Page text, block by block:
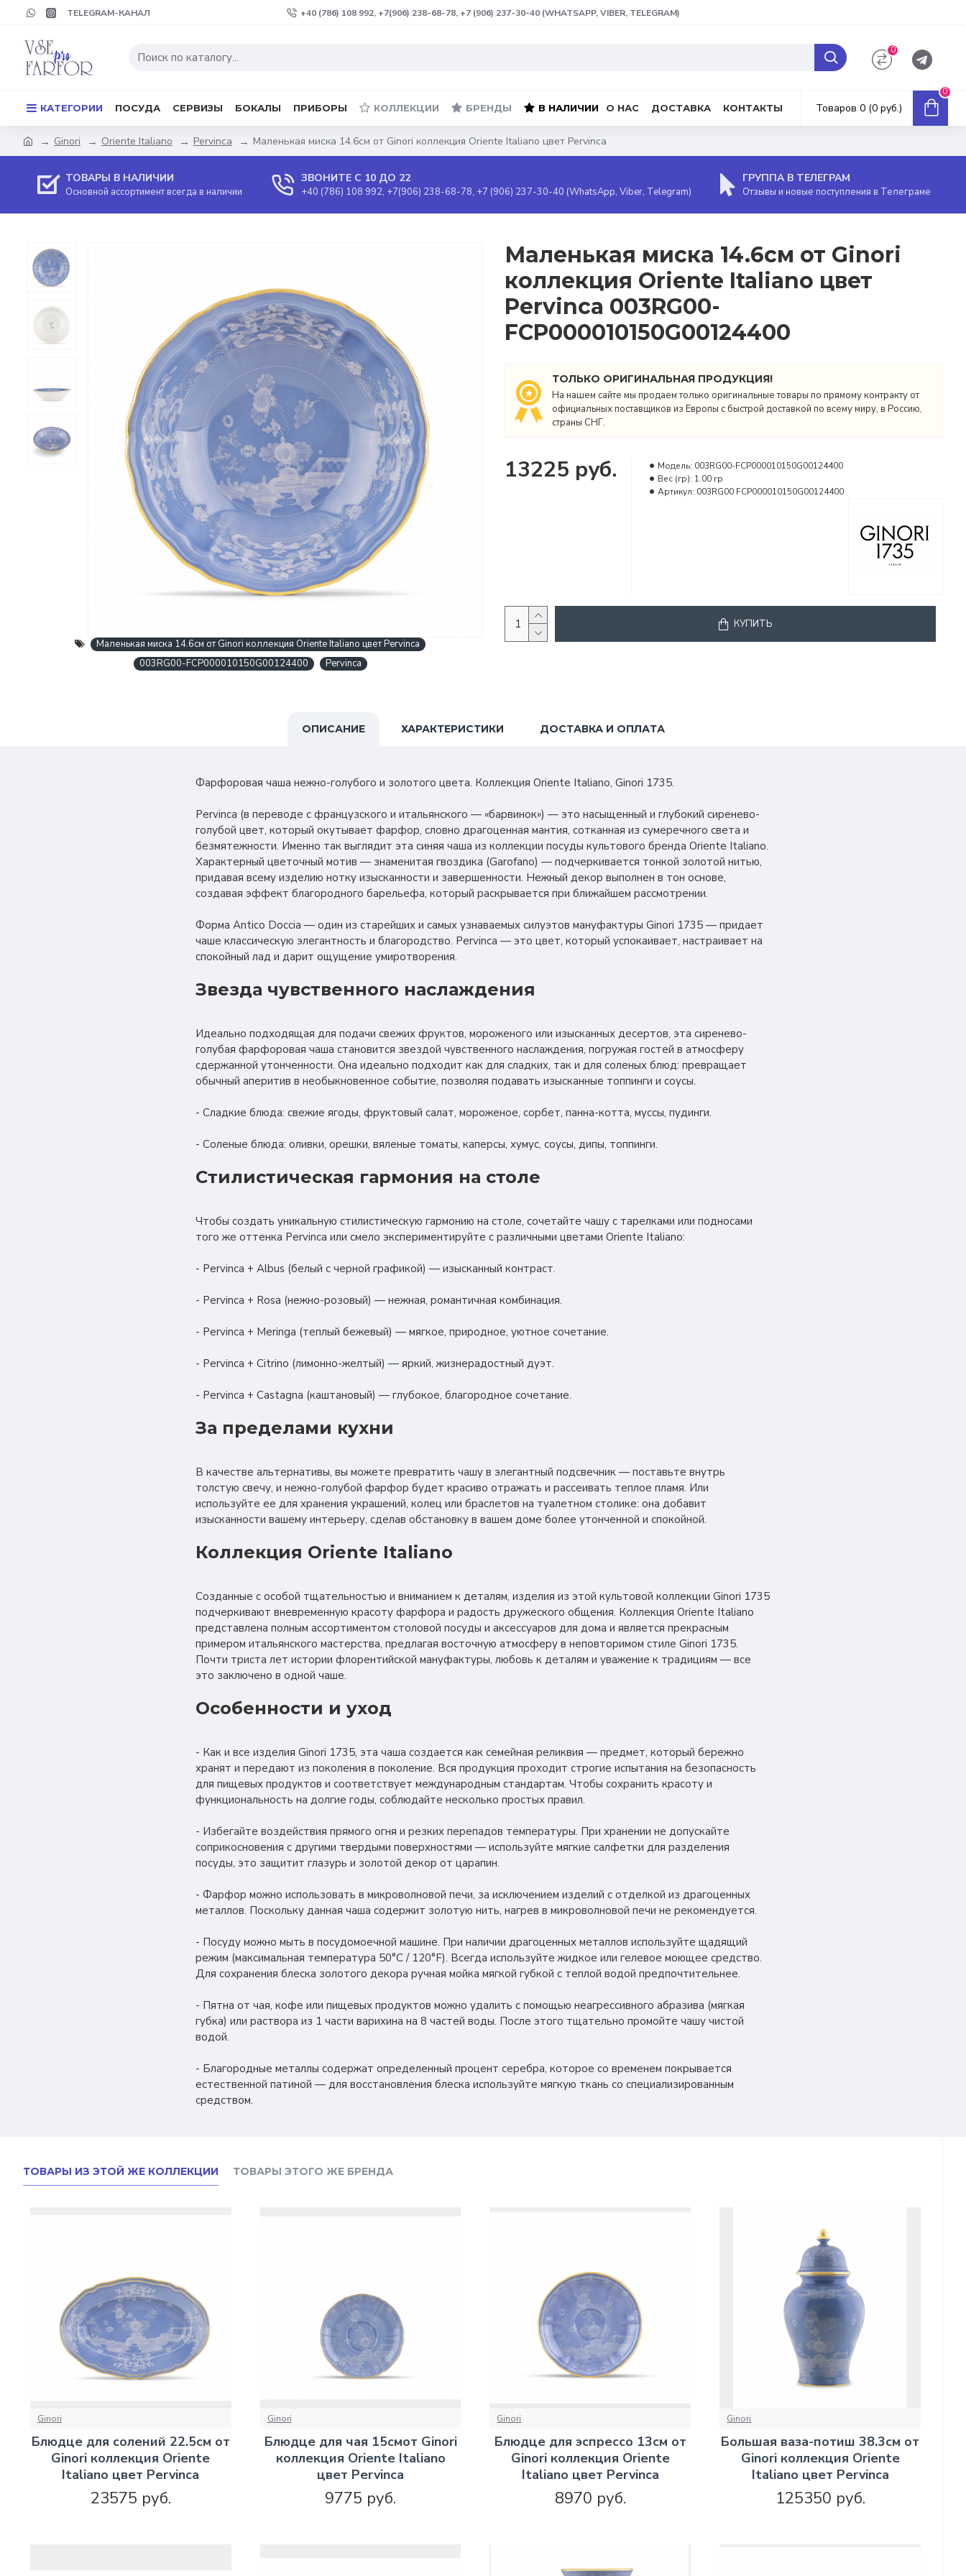
TELEGRAM-КАНАЛ +40 (786) 108 992, +7(906) 238-68-78, +7 (906) 237-30-40 (WHATSAPP, VIBER, TELEGRAM)
0
КАТЕГОРИИ ПОСУДА СЕРВИЗЫ БОКАЛЫ ПРИБОРЫ КОЛЛЕКЦИИ БРЕНДЫ В НАЛИЧИИ О НАС ДОСТАВКА КОНТАКТЫ Товаров 0 (0 руб.)
0
Ginori Oriente Italiano Pervinca Маленькая миска 14.6см от Ginori коллекция Oriente Italiano цвет Pervinca
ТОВАРЫ В НАЛИЧИИ
Основной ассортимент всегда в наличии
ЗВОНИТЕ С 10 ДО 22
+40 (786) 108 992, +7(906) 238-68-78, +7 (906) 237-30-40 (WhatsApp, Viber, Telegram)
ГРУППА В ТЕЛЕГРАМ
Отзывы и новые поступления в Телеграме
Маленькая миска 14.6см от Ginori коллекция Oriente Italiano цвет Pervinca
003RG00-FCP000010150G00124400
Pervinca
Маленькая миска 14.6см от Ginori
коллекция Oriente Italiano цвет
Pervinca 003RG00-
FCP000010150G00124400
ТОЛЬКО ОРИГИНАЛЬНАЯ ПРОДУКЦИЯ!
На нашем сайте мы продаем только оригинальные товары по прямому контракту от
официальных поставщиков из Европы с быстрой доставкой по всему миру, в Россию,
страны СНГ.
13225 руб. Модель: 003RG00-FCP000010150G00124400
Вес (гр): 1.00 гр
Артикул: 003RG00 FCP000010150G00124400
КУПИТЬ
ОПИСАНИЕ ХАРАКТЕРИСТИКИ ДОСТАВКА И ОПЛАТА
Фарфоровая чаша нежно-голубого и золотого цвета. Коллекция Oriente Italiano, Ginori 1735.
Pervinca (в переводе с французского и итальянского — «барвинок») — это насыщенный и глубокий сиренево-
голубой цвет, который окутывает фарфор, словно драгоценная мантия, сотканная из сумеречного света и
безмятежности. Именно так выглядит эта синяя чаша из коллекции посуды культового бренда Oriente Italiano.
Характерный цветочный мотив — знаменитая гвоздика (Garofano) — подчеркивается тонкой золотой нитью,
придавая всему изделию нотку изысканности и завершенности. Нежный декор выполнен в тон основе,
создавая эффект благородного барельефа, который раскрывается при ближайшем рассмотрении.
Форма Antico Doccia — один из старейших и самых узнаваемых силуэтов мануфактуры Ginori 1735 — придает
чаше классическую элегантность и благородство. Pervinca — это цвет, который успокаивает, настраивает на
спокойный лад и дарит ощущение умиротворения.
Звезда чувственного наслаждения
Идеально подходящая для подачи свежих фруктов, мороженого или изысканных десертов, эта сиренево-
голубая фарфоровая чаша становится звездой чувственного наслаждения, погружая гостей в атмосферу
сдержанной утонченности. Она идеально подходит как для сладких, так и для соленых блюд: превращает
обычный аперитив в необыкновенное событие, позволяя подавать изысканные топпинги и соусы.
- Сладкие блюда: свежие ягоды, фруктовый салат, мороженое, сорбет, панна-котта, муссы, пудинги.
- Соленые блюда: оливки, орешки, вяленые томаты, каперсы, хумус, соусы, дипы, топпинги.
Стилистическая гармония на столе
Чтобы создать уникальную стилистическую гармонию на столе, сочетайте чашу с тарелками или подносами
того же оттенка Pervinca или смело экспериментируйте с различными цветами Oriente Italiano:
- Pervinca + Albus (белый с черной графикой) — изысканный контраст.
- Pervinca + Rosa (нежно-розовый) — нежная, романтичная комбинация.
- Pervinca + Meringa (теплый бежевый) — мягкое, природное, уютное сочетание.
- Pervinca + Citrino (лимонно-желтый) — яркий, жизнерадостный дуэт.
- Pervinca + Castagna (каштановый) — глубокое, благородное сочетание.
За пределами кухни
В качестве альтернативы, вы можете превратить чашу в элегантный подсвечник — поставьте внутрь
толстую свечу, и нежно-голубой фарфор будет красиво отражать и рассеивать теплое пламя. Или
используйте ее для хранения украшений, колец или браслетов на туалетном столике: она добавит
изысканности вашему интерьеру, сделав обстановку в вашем доме более утонченной и спокойной.
Коллекция Oriente Italiano
Созданные с особой тщательностью и вниманием к деталям, изделия из этой культовой коллекции Ginori 1735
подчеркивают вневременную красоту фарфора и радость дружеского общения. Коллекция Oriente Italiano
представлена полным ассортиментом столовой посуды и аксессуаров для дома и является прекрасным
примером итальянского мастерства, предлагая восточную атмосферу в неповторимом стиле Ginori 1735.
Почти триста лет истории флорентийской мануфактуры, любовь к деталям и уважение к традициям — все
это заключено в одной чаше.
Особенности и уход
- Как и все изделия Ginori 1735, эта чаша создается как семейная реликвия — предмет, который бережно
хранят и передают из поколения в поколение. Вся продукция проходит строгие испытания на безопасность
для пищевых продуктов и соответствует международным стандартам. Чтобы сохранить красоту и
функциональность на долгие годы, соблюдайте несколько простых правил.
- Избегайте воздействия прямого огня и резких перепадов температуры. При хранении не допускайте
соприкосновения с другими твердыми поверхностями — используйте мягкие салфетки для разделения
посуды, это защитит глазурь и золотой декор от царапин.
- Фарфор можно использовать в микроволновой печи, за исключением изделий с отделкой из драгоценных
металлов. Поскольку данная чаша содержит золотую нить, нагрев в микроволновой печи не рекомендуется.
- Посуду можно мыть в посудомоечной машине. При наличии драгоценных металлов используйте щадящий
режим (максимальная температура 50°C / 120°F). Всегда используйте жидкое или гелевое моющее средство.
Для сохранения блеска золотого декора ручная мойка мягкой губкой с теплой водой предпочтительнее.
- Пятна от чая, кофе или пищевых продуктов можно удалить с помощью неагрессивного абразива (мягкая
губка) или раствора из 1 части варихина на 8 частей воды. После этого тщательно промойте чашу чистой
водой.
- Благородные металлы содержат определенный процент серебра, которое со временем покрывается
естественной патиной — для восстановления блеска используйте мягкую ткань со специализированным
средством.
ТОВАРЫ ИЗ ЭТОЙ ЖЕ КОЛЛЕКЦИИ ТОВАРЫ ЭТОГО ЖЕ БРЕНДА
Ginori
Блюдце для солений 22.5см от
Ginori коллекция Oriente
Italiano цвет Pervinca
23575 руб.
Ginori
Блюдце для чая 15смот Ginori
коллекция Oriente Italiano
цвет Pervinca
9775 руб.
Ginori
Блюдце для эспрессо 13см от
Ginori коллекция Oriente
Italiano цвет Pervinca
8970 руб.
Ginori
Большая ваза-потиш 38.3см от
Ginori коллекция Oriente
Italiano цвет Pervinca
125350 руб.